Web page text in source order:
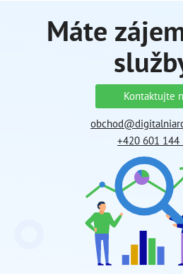
Máte
Kontaktujte
+420 601 144